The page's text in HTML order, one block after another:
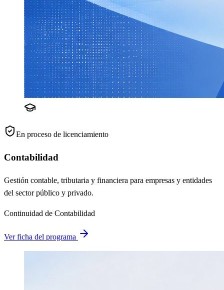
En proceso de licenciamiento
Contabilidad
Gestión contable, tributaria y financiera para empresas y entidades
del sector público y privado.
Continuidad de Contabilidad
Ver ficha del programa